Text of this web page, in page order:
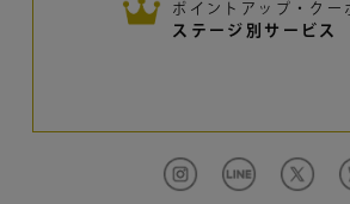
ポイントアップ・クー
ステージ別サービス